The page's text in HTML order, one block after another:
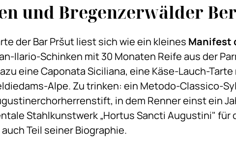
und Bregenzerwälder
der Bar Pršut liest sich wie ein kleines Manifest
Ilario-Schinken mit 30 Monaten Reife aus der
eine Caponata Siciliana, eine Käse-Lauch-
Alpe. Zu trinken: ein Metodo-Classico-
in dem Renner einst ein
Stahlkunstwerk „Hortus Sancti Augustini" für
Teil seiner Biographie.